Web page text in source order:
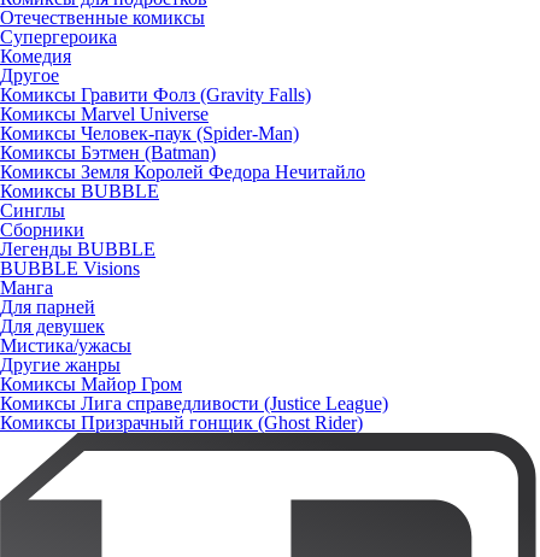
Отечественные комиксы
Супергероика
Комедия
Другое
Комиксы Гравити Фолз (Gravity Falls)
Комиксы Marvel Universe
Комиксы Человек-паук (Spider-Man)
Комиксы Бэтмен (Batman)
Комиксы Земля Королей Федора Нечитайло
Комиксы BUBBLE
Синглы
Сборники
Легенды BUBBLE
BUBBLE Visions
Манга
Для парней
Для девушек
Мистика/ужасы
Другие жанры
Комиксы Майор Гром
Комиксы Лига справедливости (Justice League)
Комиксы Призрачный гонщик (Ghost Rider)